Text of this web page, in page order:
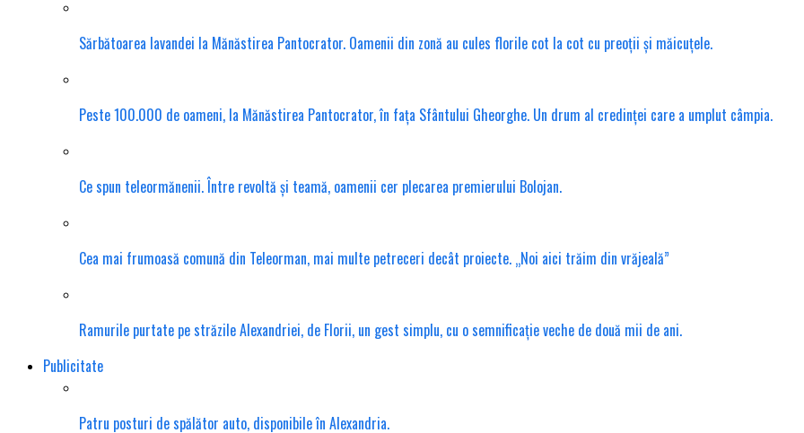
Sărbătoarea lavandei la Mănăstirea Pantocrator. Oamenii din zonă au cules florile cot la cot cu preoții și măicuțele.
Peste 100.000 de oameni, la Mănăstirea Pantocrator, în fața Sfântului Gheorghe. Un drum al credinței care a umplut câmpia.
Ce spun teleormănenii. Între revoltă și teamă, oamenii cer plecarea premierului Bolojan.
Cea mai frumoasă comună din Teleorman, mai multe petreceri decât proiecte. „Noi aici trăim din vrăjeală”
Ramurile purtate pe străzile Alexandriei, de Florii, un gest simplu, cu o semnificație veche de două mii de ani.
Publicitate
Patru posturi de spălător auto, disponibile în Alexandria.